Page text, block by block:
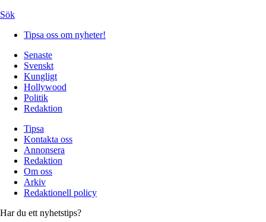
Sök
Tipsa oss om nyheter!
Senaste
Svenskt
Kungligt
Hollywood
Politik
Redaktion
Tipsa
Kontakta oss
Annonsera
Redaktion
Om oss
Arkiv
Redaktionell policy
Har du ett nyhetstips?